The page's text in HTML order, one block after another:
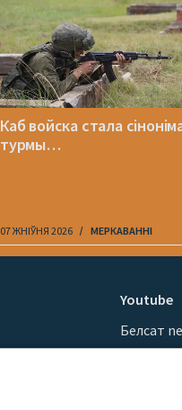
Каб войска стала
турмы…
07 ЖНІЎНЯ 2026 МЕРКАВАННI
Youtube
Белсат
Белсат